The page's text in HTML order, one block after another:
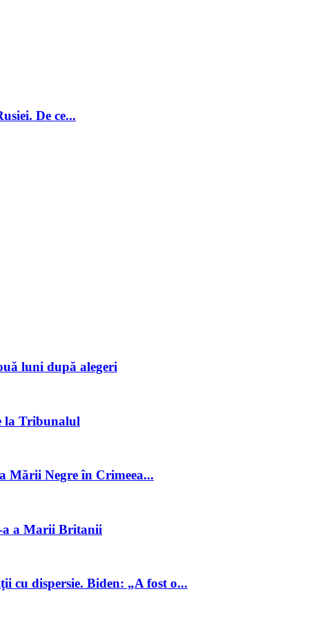
De ce...
luni după alegeri
la Tribunalul
Mării Negre în Crimeea...
a a Marii Britanii
cu dispersie. Biden: „A fost o...